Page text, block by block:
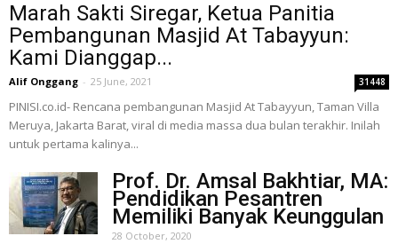
Marah Sakti Siregar, Ketua Panitia
Pembangunan Masjid At Tabayyun:
Kami Dianggap...
Alif Onggang - 25 June, 2021 31448
PINISI.co.id- Rencana pembangunan Masjid At Tabayyun, Taman Villa
Meruya, Jakarta Barat, viral di media massa dua bulan terakhir. Inilah
untuk pertama kalinya...
Prof. Dr. Amsal Bakhtiar, MA:
Pendidikan Pesantren
Memiliki Banyak Keunggulan
28 October, 2020